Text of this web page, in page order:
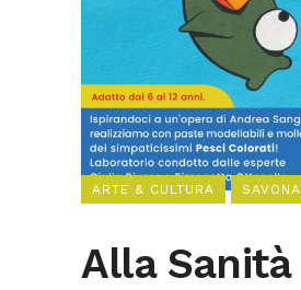
ARTE & CULTURA SAVONA
Alla Sanità